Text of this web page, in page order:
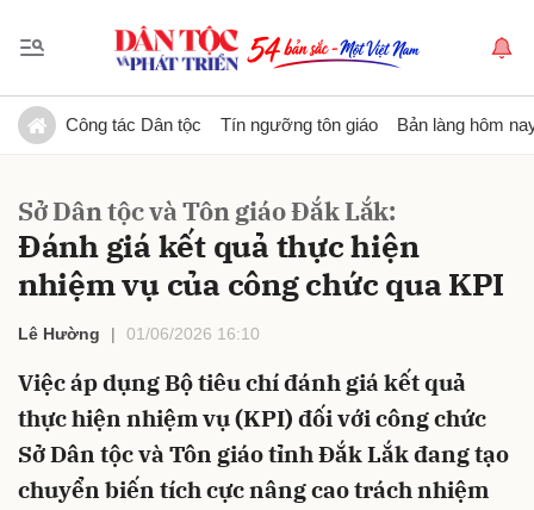
Công tác Dân tộc Tín ngưỡng tôn giáo Bản làng hôm
Sở Dân tộc và Tôn giáo Đắk Lắk:
Đánh giá kết quả thực hiện
nhiệm vụ của công chức qua KPI
Lê Hường 01/06/2026 16:10
Việc áp dụng Bộ tiêu chí đánh giá kết quả
thực hiện nhiệm vụ (KPI) đối với công chức
Sở Dân tộc và Tôn giáo tỉnh Đắk Lắk đang tạo
chuyển biến tích cực nâng cao trách nhiệm
Gửi bình luận